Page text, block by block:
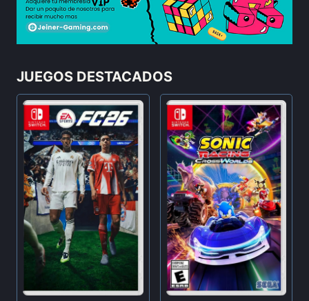
JUEGOS DESTACADOS